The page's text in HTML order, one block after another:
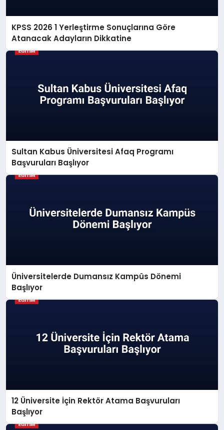
KPSS 2026 1 Yerleştirme Sonuçlarına Göre
Atanacak Adayların Dikkatine
Sultan Kabus Üniversitesi Afaq Programı
Başvuruları Başlıyor
Üniversitelerde Dumansız Kampüs Dönemi
Başlıyor
12 Üniversite İçin Rektör Atama Başvuruları
Başlıyor